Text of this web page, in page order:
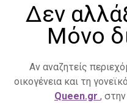
Δεν
Μόνο
Αν αναζητείς
οικογένεια και τη
Queen.gr ,